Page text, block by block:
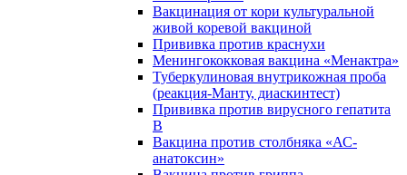
Вакцинация от кори культуральной
живой коревой вакциной
Прививка против краснухи
Менингококковая вакцина «Менактра»
Туберкулиновая внутрикожная проба
(реакция-Манту, диаскинтест)
Прививка против вирусного гепатита
В
Вакцина против столбняка «АС-
анатоксин»